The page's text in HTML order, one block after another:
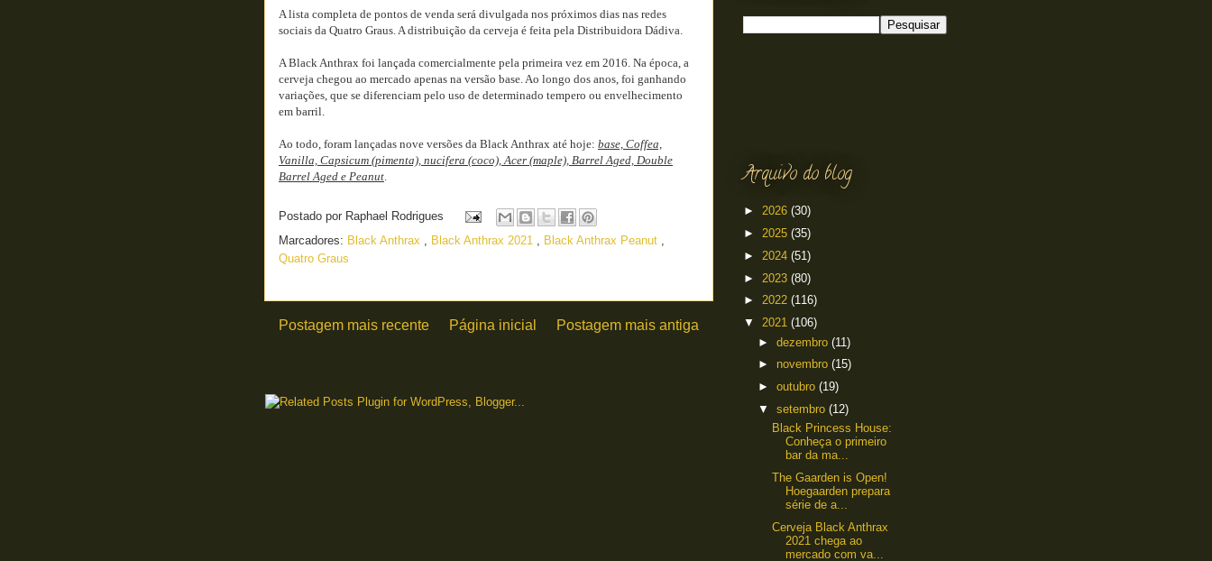
A lista completa de pontos de venda será divulgada nos próximos dias nas redes
sociais da Quatro Graus. A distribuição da cerveja é feita pela Distribuidora Dádiva.
A Black Anthrax foi lançada comercialmente pela primeira vez em 2016. Na época, a
cerveja chegou ao mercado apenas na versão base. Ao longo dos anos, foi ganhando
variações, que se diferenciam pelo uso de determinado tempero ou envelhecimento
em barril.
Ao todo, foram lançadas nove versões da Black Anthrax até hoje: base, Coffea,
Vanilla, Capsicum (pimenta), nucifera (coco), Acer (maple), Barrel Aged, Double
Barrel Aged e Peanut.
Postado por Raphael Rodrigues
Marcadores: Black Anthrax , Black Anthrax 2021 , Black Anthrax Peanut ,
Quatro Graus
Postagem mais recente Postagem mais antiga
Página inicial
Arquivo do blog
► 2026 (30)
► 2025 (35)
► 2024 (51)
► 2023 (80)
► 2022 (116)
▼ 2021 (106)
► dezembro (11)
► novembro (15)
► outubro (19)
▼ setembro (12)
Black Princess House:
Conheça o primeiro
bar da ma...
The Gaarden is Open!
Hoegaarden prepara
série de a...
Cerveja Black Anthrax
2021 chega ao
mercado com va...